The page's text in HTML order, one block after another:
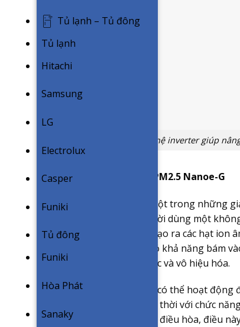
Tủ lạnh – Tủ đông
Tủ lạnh
Hitachi
Samsung
LG
Electrolux
Casper
Funiki
Tủ đông
Funiki
Hòa Phát
Sanaky
Công nghệ inverter giúp
Công nghệ lọc bụi mịn PM2.5 Nanoe-G
Công nghệ Nanoe-G là một trong những
nhằm mang đến cho người dùng một
Công nghệ có khả năng tạo ra các hạt ion
khí. Những hạt ion này có khả năng bám
đó kéo chúng về màng lọc và vô hiệu hóa.
Ngoài ra, công nghệ còn có thể hoạt
không cần phải bật đồng thời với chức
không khí ngay cả khi tắt điều hòa, điều